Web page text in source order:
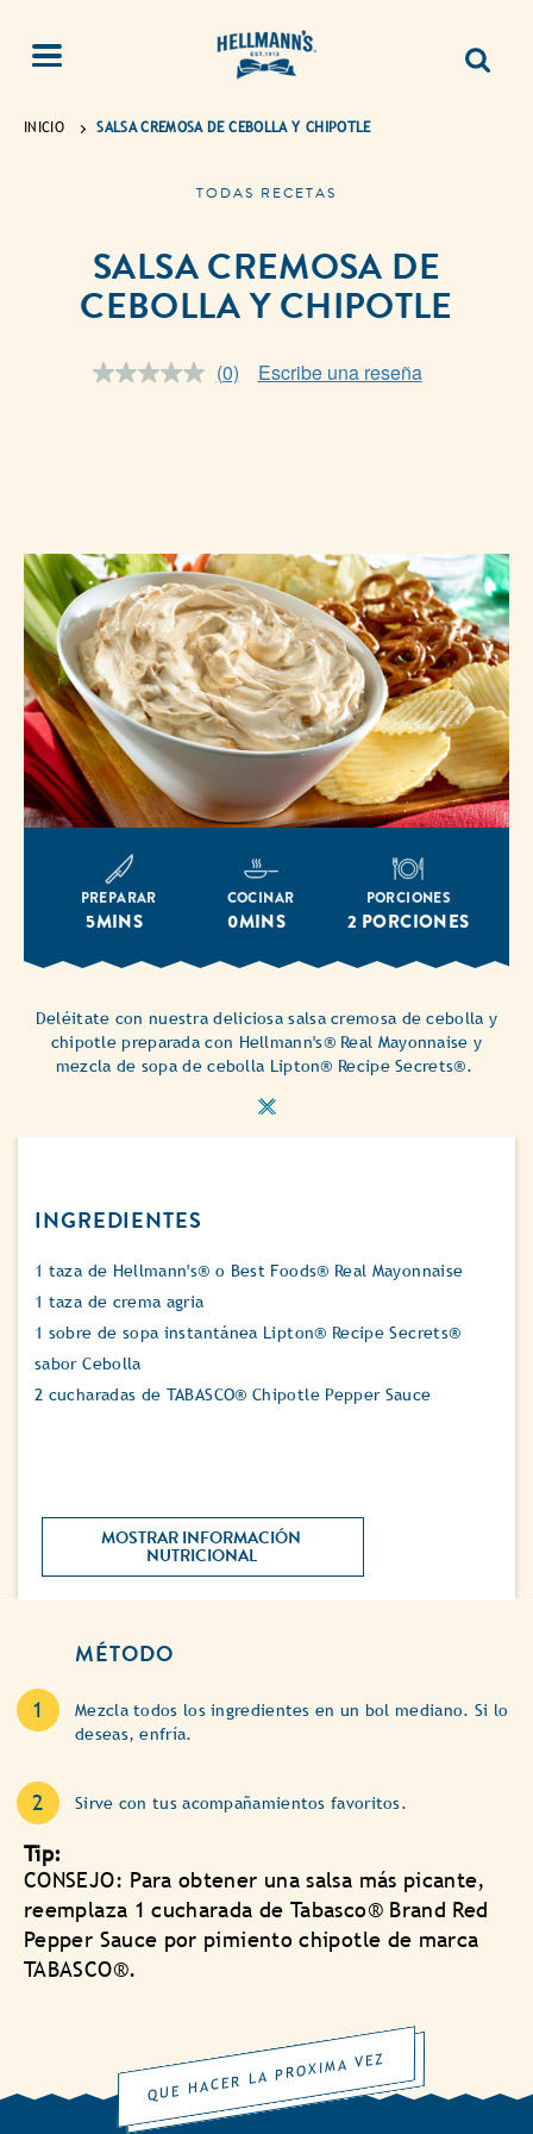
INICIO SALSA CREMOSA DE CEBOLLA Y CHIPOTLE
TODAS RECETAS
SALSA CREMOSA DE
CEBOLLA Y CHIPOTLE
Sin
(0) Escribe una reseña
PREPARAR
5MINS
COCINAR
0MINS
PORCIONES
2 PORCIONES
Deléitate con nuestra deliciosa salsa cremosa de cebolla y
chipotle preparada con Hellmann's® Real Mayonnaise y
mezcla de sopa de cebolla Lipton® Recipe Secrets®.
INGREDIENTES
1 taza de Hellmann's® o Best Foods® Real Mayonnaise
1 taza de crema agria
1 sobre de sopa instantánea Lipton® Recipe Secrets®
sabor Cebolla
2 cucharadas de TABASCO® Chipotle Pepper Sauce
MOSTRAR INFORMACIÓN
NUTRICIONAL
MÉTODO
Mezcla todos los ingredientes en un bol mediano. Si lo
deseas, enfría.
Sirve con tus acompañamientos favoritos.
Tip:
CONSEJO: Para obtener una salsa más picante,
reemplaza 1 cucharada de Tabasco® Brand Red
Pepper Sauce por pimiento chipotle de marca
TABASCO®.
QUE HACER LA PROXIMA VEZ